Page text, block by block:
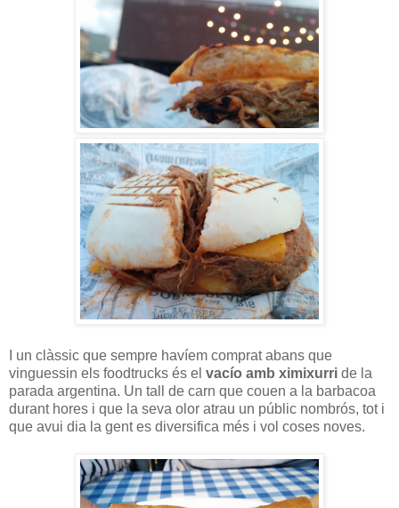
I un clàssic que sempre havíem comprat abans que
vinguessin els foodtrucks és el vacío amb ximixurri de la
parada argentina. Un tall de carn que couen a la barbacoa
durant hores i que la seva olor atrau un públic nombrós, tot i
que avui dia la gent es diversifica més i vol coses noves.